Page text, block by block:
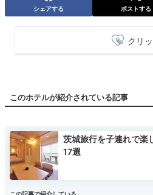
シェアする ポストする
クリ
このホテルが紹介されている記事
茨城旅行を子連れで楽
17選